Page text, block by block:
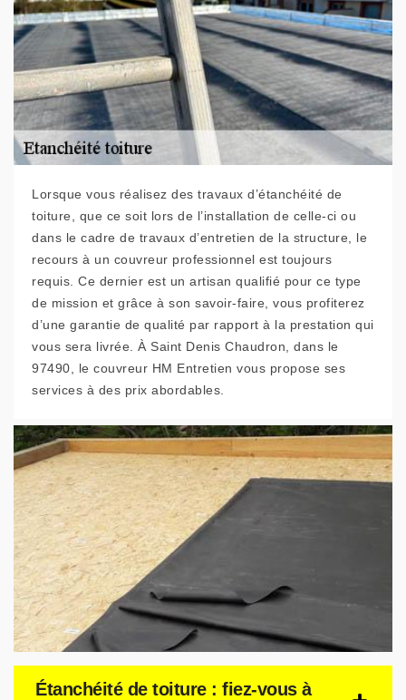
Lorsque vous réalisez des travaux d’étanchéité de
toiture, que ce soit lors de l’installation de celle-ci ou
dans le cadre de travaux d’entretien de la structure, le
recours à un couvreur professionnel est toujours
requis. Ce dernier est un artisan qualifié pour ce type
de mission et grâce à son savoir-faire, vous profiterez
d’une garantie de qualité par rapport à la prestation qui
vous sera livrée. À Saint Denis Chaudron, dans le
97490, le couvreur HM Entretien vous propose ses
services à des prix abordables.
Étanchéité de toiture : fiez-vous à